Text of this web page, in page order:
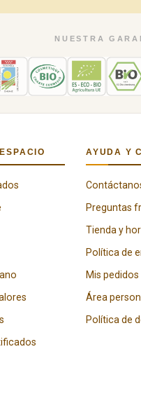
NUESTRA
AYUDA Y
Preguntas
Tienda y
Política de
Mis pedidos
Área
Política de